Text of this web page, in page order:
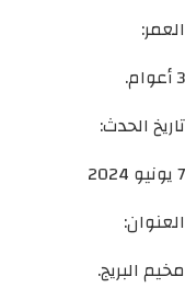
العمر:
3 أعوام.
تاريخ الحدث:
7 يونيو 2024
العنوان:
مخيم البريج.